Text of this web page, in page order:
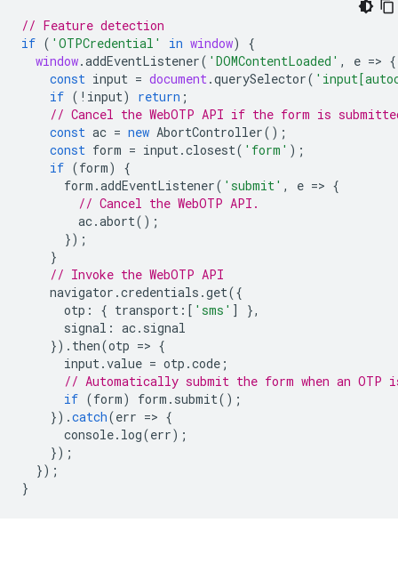
// Feature detection
if ( 'OTPCredential' in window)
{
window.addEventListener( 'DOMContentLoaded' , e => {
const input = document.querySelector(
if ( ! input) return ;
// Cancel the WebOTP API if the form is
const ac = new AbortController();
const form = input.closest( 'form' );
if (form)
{
form .addEventListener( 'submit' , e => {
// Cancel the WebOTP API.
ac.abort();
});
}
// Invoke the WebOTP API
navigator .credentials .get({
otp : { transport : [ 'sms' ]
},
signal : ac. signal
}). then(otp => {
input.value = otp .code ;
// Automatically submit the form when an OTP
if (form) form . submit();
}).catch(err => {
console. log(err);
});
});
}